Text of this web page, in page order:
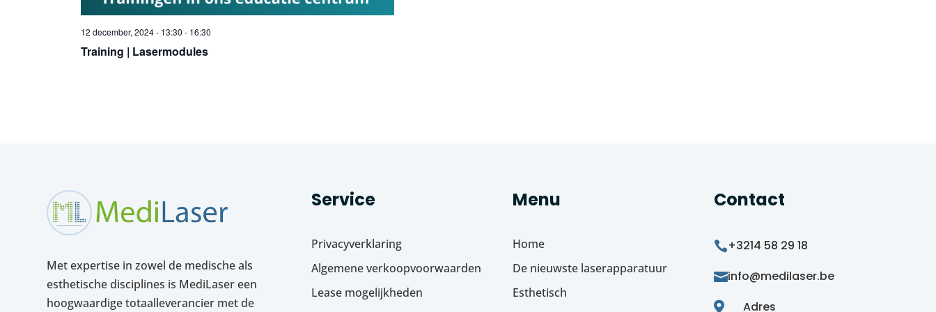
12 december, 2024 - 13:30 - 16:30
Training | Lasermodules
Met expertise in zowel de medische als
esthetische disciplines is MediLaser een
hoogwaardige totaalleverancier met de
Service
Privacyverklaring
Algemene verkoopvoorwaarden
Lease mogelijkheden
Menu
Home
De nieuwste laserapparatuur
Esthetisch
Contact
+3214 58 29 18
info@medilaser.be
 Adres